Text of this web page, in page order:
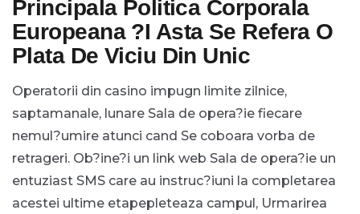
Principala Politica Corporala
Europeana ?i Asta Se Refera O
Plata De Viciu Din Unic
Operatorii din casino impugn limite zilnice,
saptamanale, lunare Sala de opera?ie fiecare
nemul?umire atunci cand Se coboara vorba de
retrageri. Ob?ine?i un link web Sala de opera?ie un
entuziast SMS care au instruc?iuni la completarea
acestei ultime etapepleteaza campul, Urmarirea